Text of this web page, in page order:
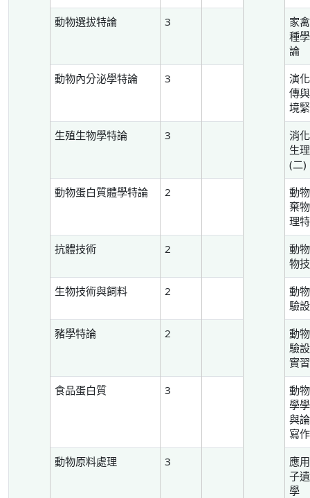
動物選拔特論
3
家
種
論
動物內分泌學特論
3
演
傳
境
生殖生物學特論
3
消
生理
(二)
動物蛋白質體學特論
2
動
棄
理
抗體技術
2
動
物
生物技術與飼料
2
動
驗
豬學特論
2
動
驗
實習
食品蛋白質
3
動
學
與
寫作
動物原料處理
3
應
子
學